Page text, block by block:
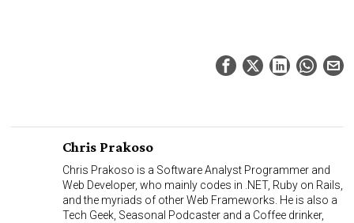
Chris Prakoso
Chris Prakoso is a Software Analyst Programmer and
Web Developer, who mainly codes in .NET, Ruby on Rails,
and the myriads of other Web Frameworks. He is also a
Tech Geek, Seasonal Podcaster and a Coffee drinker,